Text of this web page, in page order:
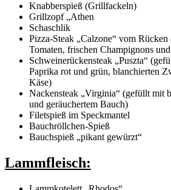
Knabberspieß (Grillfackeln)
Grillzopf „Athen
Schaschlik
Pizza-Steak „Calzone“ vom
Tomaten, frischen Champignons
Schweinerückensteak „Puszta“
Paprika rot und grün, blanchierten
Käse)
Nackensteak „Virginia“ (gefüllt mit
und geräuchertem Bauch)
Filetspieß im Speckmantel
Bauchröllchen-Spieß
Bauchspieß „pikant gewürzt“
Lammfleisch: